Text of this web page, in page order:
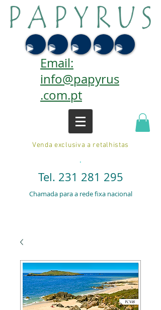
Email:
info@papyrus
.com.pt
Venda exclusiva a retalhistas
.
Tel. 231 281 295
Chamada para a rede fixa nacional